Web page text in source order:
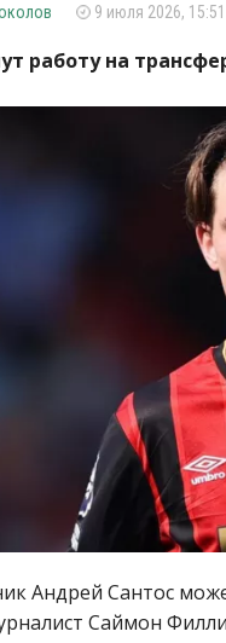
9 июля 2026, 15:51
работу на
Андрей Сантос
Саймон